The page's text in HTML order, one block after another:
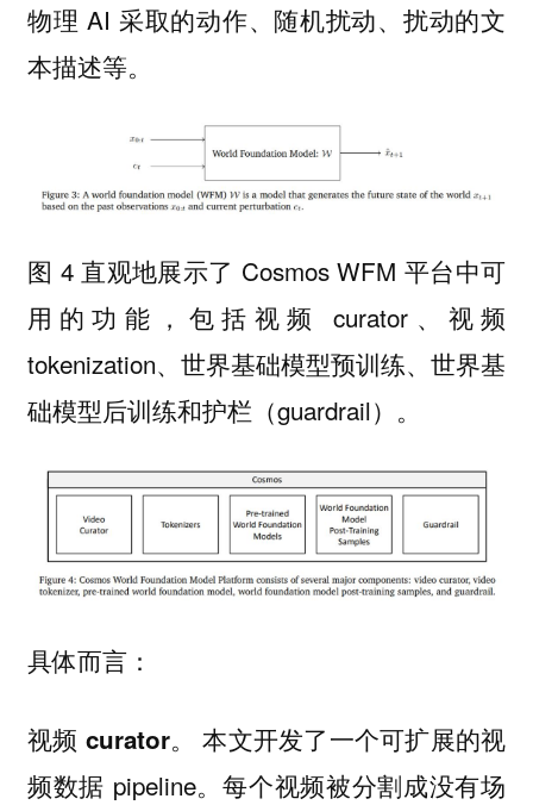
物理 AI 采取的动作、随机扰动、扰动的文
本描述等。
图 4 直观地展示了 Cosmos WFM 平台中可
用的功能，包括视频 curator、视频
tokenization、世界基础模型预训练、世界基
础模型后训练和护栏（guardrail）。
具体而言：
视频 curator。
本文开发了一个可扩展的视
频数据 pipeline。每个视频被分割成没有场